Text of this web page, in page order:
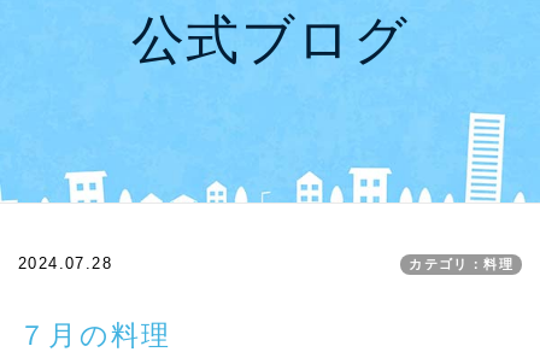
公式ブログ
2024.07.28 カテゴリ：料理
７月の料理